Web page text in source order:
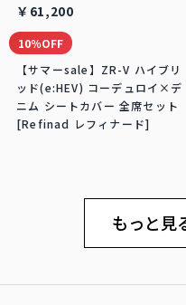
￥61,200
10％OFF
【サマーsale】ZR-V ハイブリ
ッド(e:HEV) コーデュロイ×デ
ニム シートカバー 全席セット
[Refinad レフィナード]
もっと見